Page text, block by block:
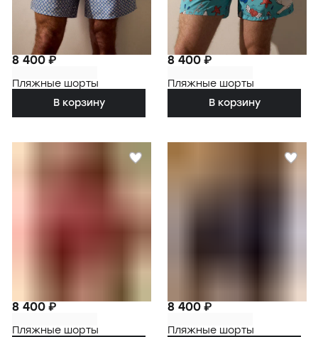
8 400 ₽
Пляжные шорты
В корзину
8 400 ₽
Пляжные шорты
В корзину
8 400 ₽
Пляжные шорты
8 400 ₽
Пляжные шорты